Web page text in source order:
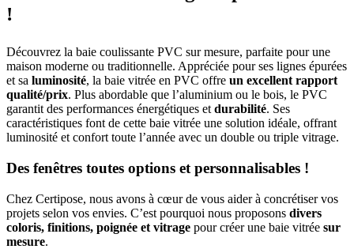
!
Découvrez la baie coulissante PVC sur mesure, parfaite pour une
maison moderne ou traditionnelle. Appréciée pour ses lignes épurées
et sa luminosité, la baie vitrée en PVC offre un excellent rapport
qualité/prix. Plus abordable que l’aluminium ou le bois, le PVC
garantit des performances énergétiques et durabilité. Ses
caractéristiques font de cette baie vitrée une solution idéale, offrant
luminosité et confort toute l’année avec un double ou triple vitrage.
Des fenêtres toutes options et personnalisables !
Chez Certipose, nous avons à cœur de vous aider à concrétiser vos
projets selon vos envies. C’est pourquoi nous proposons divers
coloris, finitions, poignée et vitrage pour créer une baie vitrée sur
mesure.